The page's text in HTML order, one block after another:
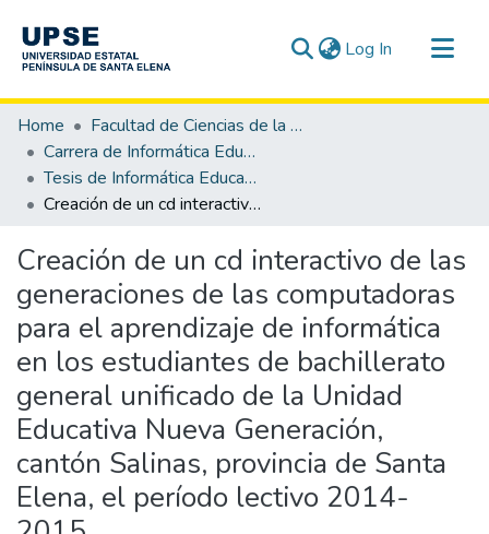
Log In (current)
Communities & Collections
All of DSpace
Statistics
Home
Facultad de Ciencias de la Educación e Idiomas
Carrera de Informática Educativa
Tesis de Informática Educativa
Creación de un cd interactivo de las generaciones de las computadoras para el aprendizaje de informática en los estudiantes de bachillerato general unificado de la Unidad Educativa Nueva Generación, cantón Salinas, provincia de Santa Elena, el período lectivo 2014-2015.
Creación de un cd interactivo de las
generaciones de las computadoras
para el aprendizaje de informática
en los estudiantes de bachillerato
general unificado de la Unidad
Educativa Nueva Generación,
cantón Salinas, provincia de Santa
Elena, el período lectivo 2014-